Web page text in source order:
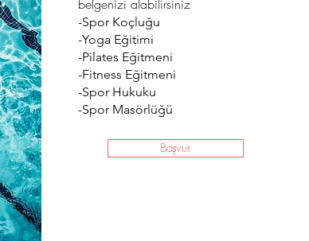
belgenizi alabilirsiniz
-Spor Koçluğu
-Yoga Eğitimi
-Pilates Eğitmeni
-Fitness Eğitmeni
-Spor Hukuku
-Spor Masörlüğü
Başvur